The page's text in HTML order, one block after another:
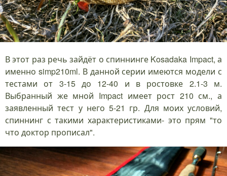
В этот раз речь зайдёт о спиннинге Kosadaka Impact, а
именно simp210ml. В данной серии имеются модели с
тестами от 3-15 до 12-40 и в ростовке 2.1-3 м.
Выбранный же мной Impact имеет рост 210 см., а
заявленный тест у него 5-21 гр. Для моих условий,
спиннинг с такими характеристиками- это прям "то
что доктор прописал".